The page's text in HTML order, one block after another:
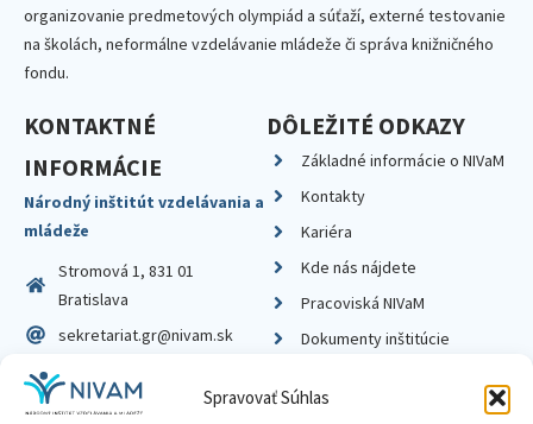
Spravovať Súhlas
organizovanie predmetových olympiád a súťaží, externé testovanie
na školách, neformálne vzdelávanie mládeže či správa knižničného
fondu.
KONTAKTNÉ
INFORMÁCIE
Národný inštitút vzdelávania a
mládeže
Stromová 1, 831 01
Bratislava
sekretariat.gr@nivam.sk
IČO: 00164348
DIČ: 2020798714
DÔLEŽITÉ ODKAZY
Základné informácie o NIVaM
Kontakty
Kariéra
Kde nás nájdete
Pracoviská NIVaM
Dokumenty inštitúcie